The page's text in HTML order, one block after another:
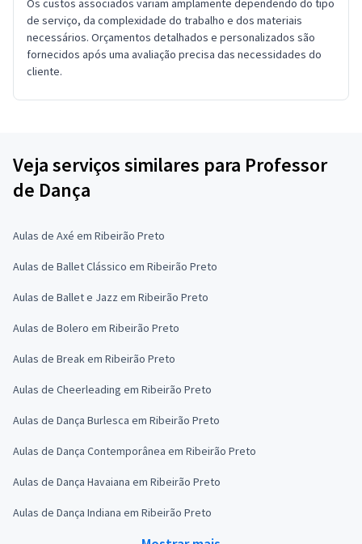
Os custos associados variam amplamente dependendo do tipo
de serviço, da complexidade do trabalho e dos materiais
necessários. Orçamentos detalhados e personalizados são
fornecidos após uma avaliação precisa das necessidades do
cliente.
Veja serviços similares para Professor
de Dança
Aulas de Axé em Ribeirão Preto
Aulas de Ballet Clássico em Ribeirão Preto
Aulas de Ballet e Jazz em Ribeirão Preto
Aulas de Bolero em Ribeirão Preto
Aulas de Break em Ribeirão Preto
Aulas de Cheerleading em Ribeirão Preto
Aulas de Dança Burlesca em Ribeirão Preto
Aulas de Dança Contemporânea em Ribeirão Preto
Aulas de Dança Havaiana em Ribeirão Preto
Aulas de Dança Indiana em Ribeirão Preto